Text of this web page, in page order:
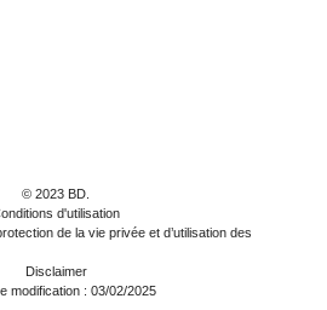
© 2023 BD.
d'utilisation
de la vie privée et d’utilisation des
Disclaimer
modification : 03/02/2025